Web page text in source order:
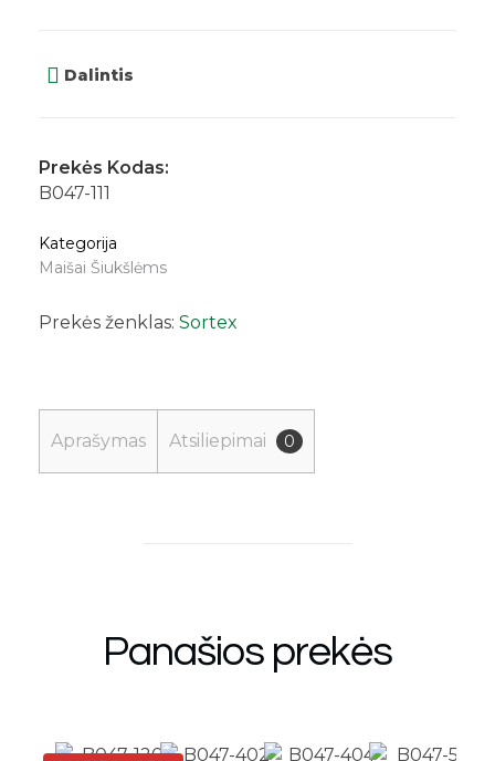
Dalintis
Prekės Kodas:
B047-111
Kategorija
Maišai Šiukšlėms
Prekės ženklas: Sortex
Aprašymas Atsiliepimai 0
Panašios prekės